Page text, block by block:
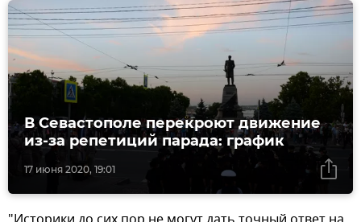
17 июня 2020, 19:01
В Севастополе перекроют движение
из-за репетиций парада: график